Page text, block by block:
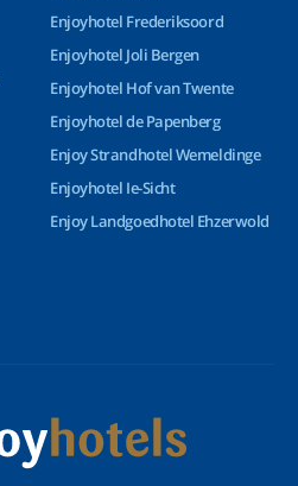
Enjoyhotel Frederiksoord
Enjoyhotel Joli Bergen
Enjoyhotel Hof van Twente
Enjoyhotel de Papenberg
Enjoy Strandhotel Wemeldinge
Enjoyhotel Ie-Sicht
Enjoy Landgoedhotel Ehzerwold